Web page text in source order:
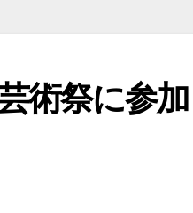
術祭に参